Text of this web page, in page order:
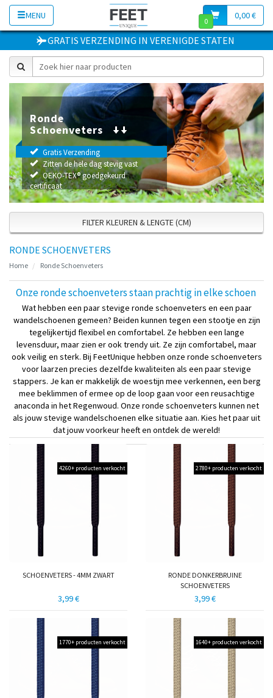
MENU 0,00 €
0
GRATIS VERZENDING IN VERENIGDE STATEN
Ronde
Schoenveters
Gratis Verzending
Zitten de hele dag stevig vast
OEKO-TEX® goedgekeurd
certificaat
FILTER KLEUREN & LENGTE (CM)
RONDE SCHOENVETERS
Home Ronde Schoenveters
Onze ronde schoenveters staan prachtig in elke schoen
Wat hebben een paar stevige ronde schoenveters en een paar
wandelschoenen gemeen? Beiden kunnen tegen een stootje en zijn
tegelijkertijd flexibel en comfortabel. Ze hebben een lange
levensduur, maar zien er ook trendy uit. Ze zijn comfortabel, maar
ook veilig en sterk. Bij FeetUnique hebben onze ronde schoenveters
voor laarzen precies dezelfde kwaliteiten als een paar stevige
stappers. Je kan er makkelijk de woestijn mee verkennen, een berg
mee beklimmen of ermee op de loop gaan voor een reusachtige
anaconda in het Regenwoud. Onze ronde schoenveters kunnen net
als jouw stevige wandelschoenen elke situatie aan. Kies het paar uit
dat jouw voorkeur heeft en ontdek de wereld!
4260+ producten verkocht
SCHOENVETERS - 4MM ZWART
3,99 €
2780+ producten verkocht
RONDE DONKERBRUINE
SCHOENVETERS
3,99 €
1770+ producten verkocht 1640+ producten verkocht